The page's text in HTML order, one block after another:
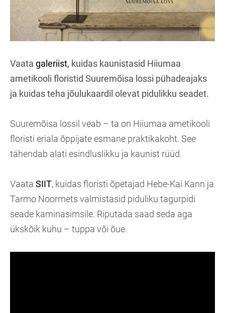
Vaata galeriist, kuidas kaunistasid Hiiumaa
ametikooli floristid Suuremõisa lossi pühadeajaks
ja kuidas teha jõulukaardil olevat pidulikku seadet.
Suuremõisa lossil veab – ta on Hiiumaa ametikooli
floristi eriala õppijate esmane praktikakoht. See
tähendab alati esindluslikku ja kaunist rüüd.
Vaata SIIT, kuidas floristi õpetajad Hebe-Kai Kann ja
Tarmo Noormets valmistasid piduliku tagurpidi
seade kaminasimsile. Riputada saad seda aga
ükskõik kuhu – tuppa või õue.